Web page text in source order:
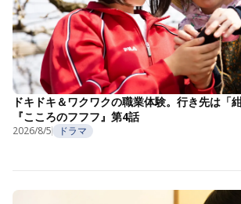
ドキドキ＆ワクワクの職業体験。行き先は「
『こころのフフフ』第4話
2026/8/5 ドラマ